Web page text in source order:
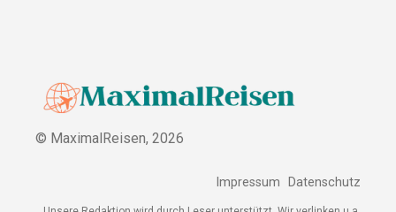
© MaximalReisen, 2026
Impressum Datenschutz